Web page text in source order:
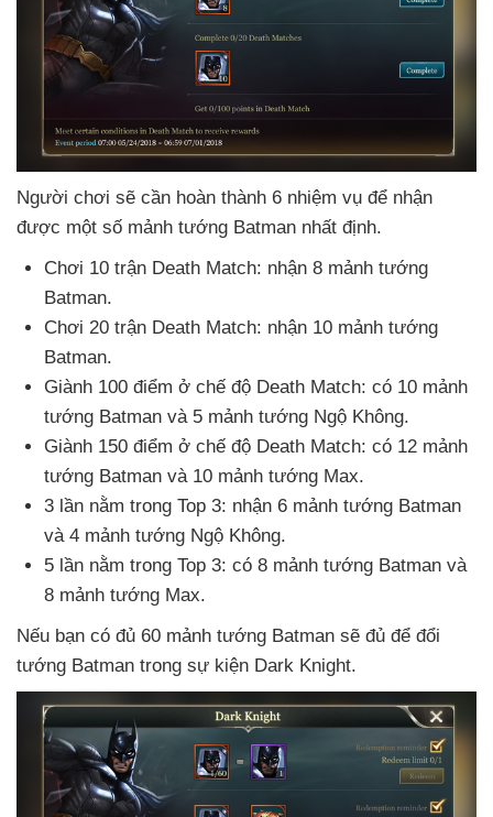
Người chơi sẽ cần hoàn thành 6 nhiệm vụ để nhận
được một số mảnh tướng Batman nhất định.
Chơi 10 trận Death Match: nhận 8 mảnh tướng
Batman.
Chơi 20 trận Death Match: nhận 10 mảnh tướng
Batman.
Giành 100 điểm ở chế độ Death Match: có 10 mảnh
tướng Batman và 5 mảnh tướng Ngộ Không.
Giành 150 điểm ở chế độ Death Match: có 12 mảnh
tướng Batman và 10 mảnh tướng Max.
3 lần nằm trong Top 3: nhận 6 mảnh tướng Batman
và 4 mảnh tướng Ngộ Không.
5 lần nằm trong Top 3: có 8 mảnh tướng Batman và
8 mảnh tướng Max.
Nếu bạn có đủ 60 mảnh tướng Batman sẽ đủ để đổi
tướng Batman trong sự kiện Dark Knight.